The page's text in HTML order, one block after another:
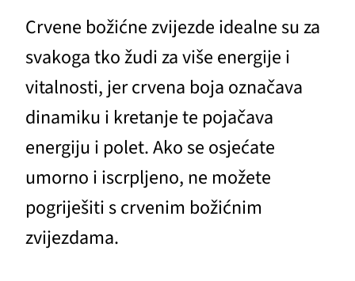
Crvene božićne zvijezde idealne su za
svakoga tko žudi za više energije i
vitalnosti, jer crvena boja označava
dinamiku i kretanje te pojačava
energiju i polet. Ako se osjećate
umorno i iscrpljeno, ne možete
pogriješiti s crvenim božićnim
zvijezdama.